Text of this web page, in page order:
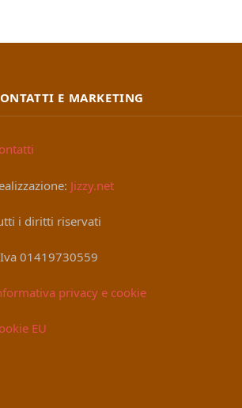
E MARKETING
Jizzy.net
i diritti riservati
01419730559
privacy e cookie
EU